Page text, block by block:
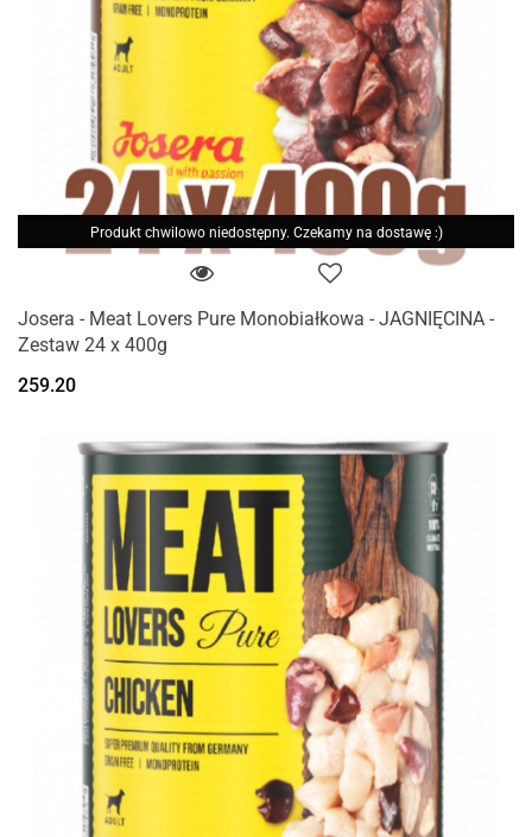
Produkt chwilowo niedostępny. Czekamy na dostawę :)
Josera - Meat Lovers Pure Monobiałkowa - JAGNIĘCINA -
Zestaw 24 x 400g
259.20